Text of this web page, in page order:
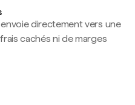
directement vers une
cachés ni de marges